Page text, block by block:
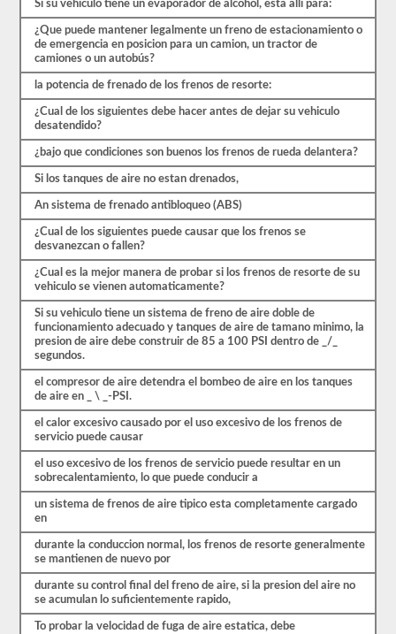
más.
Hay
total
preguntas
examen
frenos
de
aire,
y
debe
obtener
un
80%
(20
de
25)
para
aprobar
examen.
Estas
preguntas
manual
conductor
2026
California
CDL.
examen
de
frenos
Si su vehiculo tiene un evaporador de alcohol, esta alli para:
¿Que puede mantener legalmente un freno de estacionamiento o
de emergencia en posicion para un camion, un tractor de
camiones o un autobús?
la potencia de frenado de los frenos de resorte:
¿Cual de los siguientes debe hacer antes de dejar su vehiculo
desatendido?
¿bajo que condiciones son buenos los frenos de rueda delantera?
Si los tanques de aire no estan drenados,
An sistema de frenado antibloqueo (ABS)
¿Cual de los siguientes puede causar que los frenos se
desvanezcan o fallen?
¿Cual es la mejor manera de probar si los frenos de resorte de su
vehiculo se vienen automaticamente?
Si su vehiculo tiene un sistema de freno de aire doble de
funcionamiento adecuado y tanques de aire de tamano minimo, la
presion de aire debe construir de 85 a 100 PSI dentro de _/_
segundos.
el compresor de aire detendra el bombeo de aire en los tanques
de aire en _ \ _-PSI.
el calor excesivo causado por el uso excesivo de los frenos de
servicio puede causar
el uso excesivo de los frenos de servicio puede resultar en un
sobrecalentamiento, lo que puede conducir a
un sistema de frenos de aire tipico esta completamente cargado
en
durante la conduccion normal, los frenos de resorte generalmente
se mantienen de nuevo por
durante su control final del freno de aire, si la presion del aire no
se acumulan lo suficientemente rapido,
To probar la velocidad de fuga de aire estatica, debe